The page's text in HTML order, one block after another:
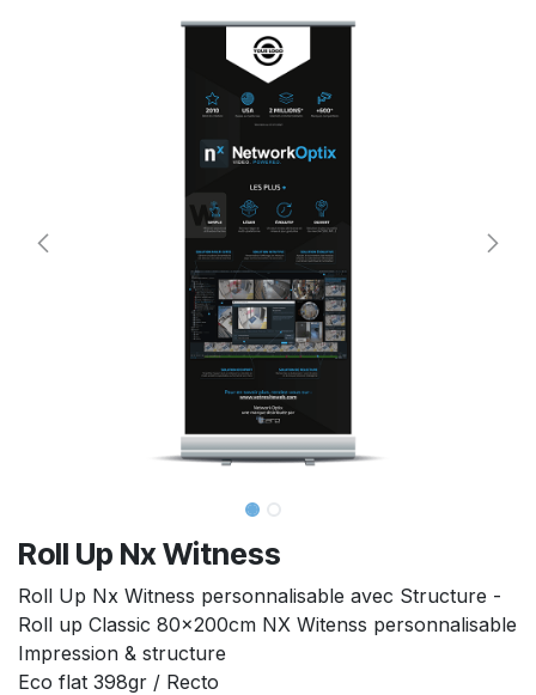
Roll Up Nx Witness
Roll Up Nx Witness personnalisable avec Structure -
Roll up Classic 80x200cm NX Witenss personnalisable
Impression & structure
Eco flat 398gr / Recto